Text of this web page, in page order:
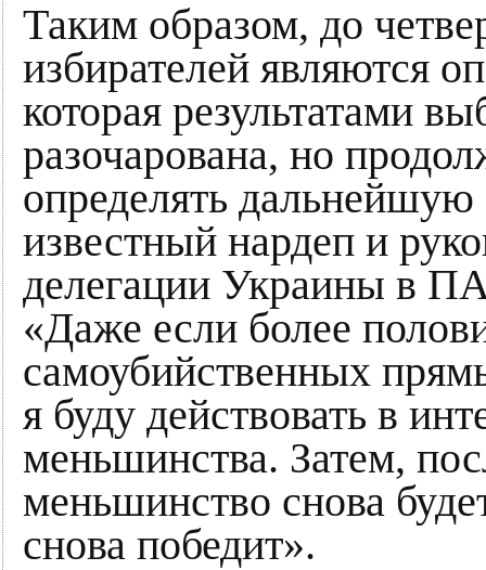
Таким образом, до
избирателей являются
которая результатами
разочарована, но
определять дальнейшую
известный нардеп и
делегации Украины в
«Даже если более
самоубийственных
я буду действовать в
меньшинства. Затем,
меньшинство снова
снова победит».